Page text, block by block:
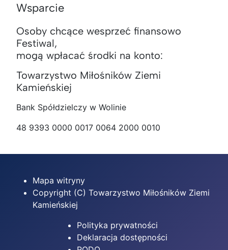
Wsparcie
Osoby chcące wesprzeć finansowo
Festiwal,
mogą wpłacać środki na konto:
Towarzystwo Miłośników Ziemi
Kamieńskiej
Bank Spółdzielczy w Wolinie
48 9393 0000 0017 0064 2000 0010
Mapa witryny
Copyright (C) Towarzystwo Miłośników Ziemi
Kamieńskiej
Polityka prywatności
Deklaracja dostępności